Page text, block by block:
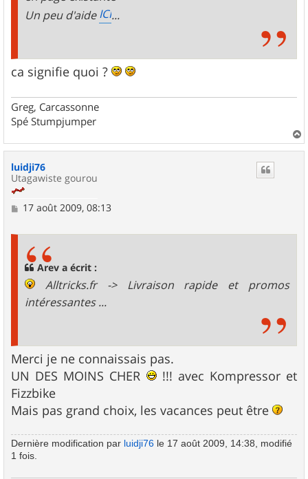
Un peu d'aideICI...
ca signifie quoi ?
Greg, Carcassonne
Spé Stumpjumper
a
luidji76
Utagawiste gourou
M17 août 2009, 08:13
Arev a écrit :
Alltricks.fr -> Livraison rapide et promos
intéressantes ...
Merci je ne connaissais pas.
UN DES MOINS CHER
!!! avec Kompressor et
Fizzbike
Mais pas grand choix, les vacances peut être
Dernière modification par luidji76 le 17 août 2009, 14:38, modifié
1 fois.